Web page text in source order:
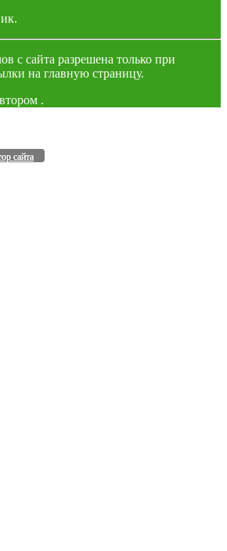
с сайта разрешена только при
на главную страницу.
.
сайта